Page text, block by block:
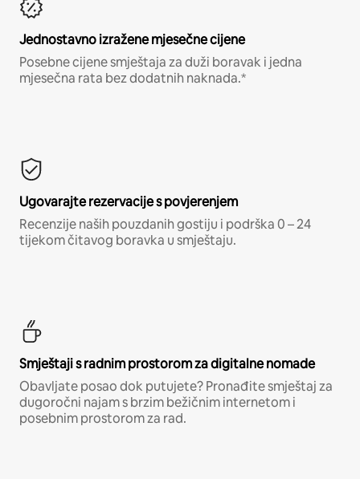
Jednostavno izražene mjesečne cijene
Posebne cijene smještaja za duži boravak i jedna
mjesečna rata bez dodatnih naknada.*
Ugovarajte rezervacije s povjerenjem
Recenzije naših pouzdanih gostiju i podrška 0 – 24
tijekom čitavog boravka u smještaju.
Smještaji s radnim prostorom za digitalne nomade
Obavljate posao dok putujete? Pronađite smještaj za
dugoročni najam s brzim bežičnim internetom i
posebnim prostorom za rad.